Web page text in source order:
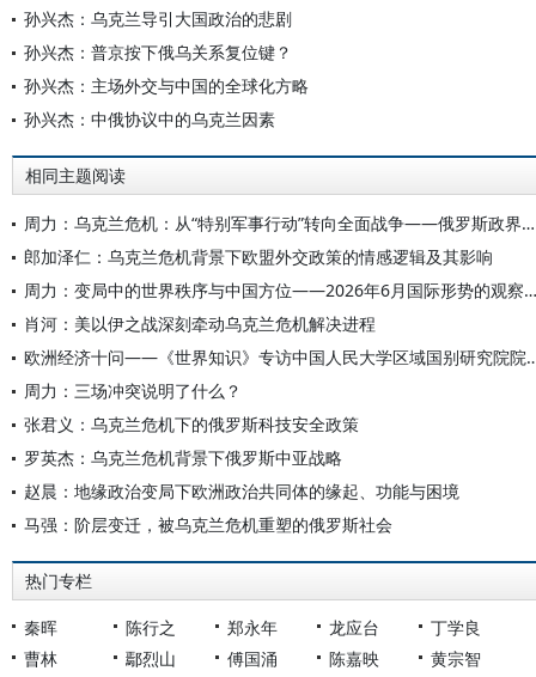
孙兴杰：乌克兰导引大国政治的悲剧
孙兴杰：普京按下俄乌关系复位键？
孙兴杰：主场外交与中国的全球化方略
孙兴杰：中俄协议中的乌克兰因素
相同主题阅读
周力：乌克兰危机：从“特别军事行动”转向全面战争——俄罗斯政界学界对当前局势的研判
郎加泽仁：乌克兰危机背景下欧盟外交政策的情感逻辑及其影响
周力：变局中的世界秩序与中国方位——2026年6月国际形势的观察与思考
肖河：美以伊之战深刻牵动乌克兰危机解决进程
欧洲经济十问——《世界知识》
周力：三场冲突说明了什么？
张君义：乌克兰危机下的俄罗斯科技安全政策
罗英杰：乌克兰危机背景下俄罗斯中亚战略
赵晨：地缘政治变局下欧洲政治共同体的缘起、功能与困境
马强：阶层变迁，被乌克兰危机重塑的俄罗斯社会
热门专栏
秦晖 陈行之 郑永年 龙应台
丁学良
曹林
鄢烈山 傅国涌 陈嘉映
黄宗智